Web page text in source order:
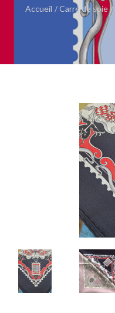
Accueil Carré de soie